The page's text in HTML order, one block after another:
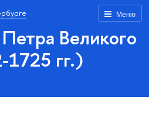
Меню
Великого
гг.)